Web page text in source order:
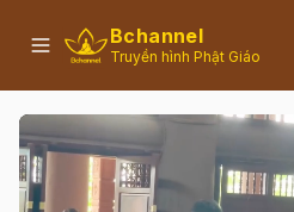
Bchannel
Truyền hình Phật Giáo